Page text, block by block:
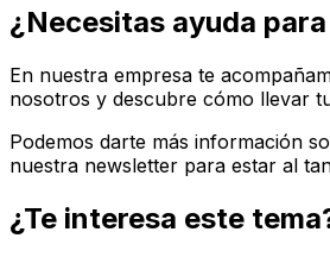
¿Necesitas ayuda
En nuestra empresa te
nosotros y descubre cómo llevar
Podemos darte más información
nuestra newsletter para estar al
¿Te interesa este